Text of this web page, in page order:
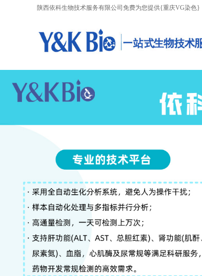
陕西依科生物技术服务有限公司免费为您提供{重庆VG染色}
AI客服